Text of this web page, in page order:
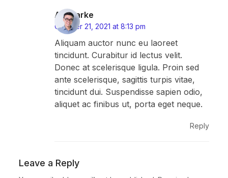
AJ Clarke
October 21, 2021 at 8:13 pm
Aliquam auctor nunc eu laoreet
tincidunt. Curabitur id lectus velit.
Donec at scelerisque ligula. Proin sed
ante scelerisque, sagittis turpis vitae,
tincidunt dui. Suspendisse sapien odio,
aliquet ac finibus ut, porta eget neque.
Reply
Leave a Reply